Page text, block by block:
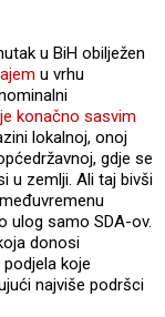
u BiH obilježen
u vrhu
konačno sasvim
lokalnoj, onoj
gdje se
u zemlji. Ali taj bivši
ulog samo SDA-ov.
donosi
koje
najviše podršci